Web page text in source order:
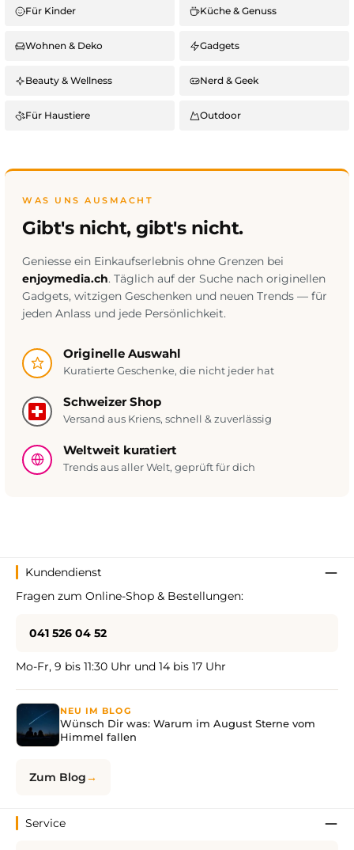
Für Kinder Küche & Genuss
Wohnen & Deko Gadgets
Beauty & Wellness Nerd & Geek
Für Haustiere Outdoor
WAS UNS AUSMACHT
Gibt's nicht, gibt's nicht.
Geniesse ein Einkaufserlebnis ohne Grenzen bei
enjoymedia.ch. Täglich auf der Suche nach originellen
Gadgets, witzigen Geschenken und neuen Trends — für
jeden Anlass und jede Persönlichkeit.
Originelle Auswahl
Kuratierte Geschenke, die nicht jeder hat
Schweizer Shop
Versand aus Kriens, schnell & zuverlässig
Weltweit kuratiert
Trends aus aller Welt, geprüft für dich
Kundendienst
Fragen zum Online-Shop & Bestellungen:
041 526 04 52
Mo-Fr, 9 bis 11:30 Uhr und 14 bis 17 Uhr
NEU IM BLOG
Wünsch Dir was: Warum im August Sterne vom
Himmel fallen
Zum Blog
Service